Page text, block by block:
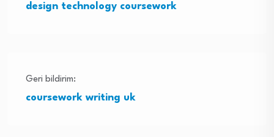
design technology coursework
Geri bildirim:
coursework writing uk